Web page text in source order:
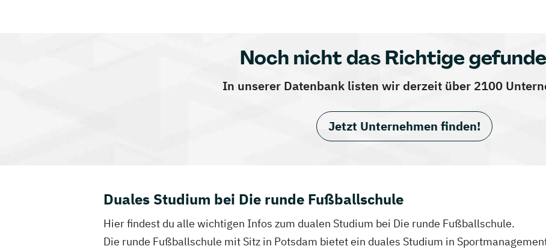
Noch nicht das Richtige
In unserer Datenbank listen wir derzeit über 2100
Jetzt Unternehmen finden!
Duales Studium bei Die runde Fußballschule
Hier findest du alle wichtigen Infos zum dualen Studium bei Die runde Fußballschule.
Die runde Fußballschule mit Sitz in Potsdam bietet ein duales Studium in